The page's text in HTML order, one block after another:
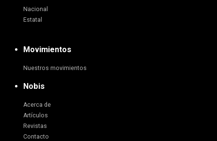
Nacional
Estatal
Movimientos
Nuestros movimientos
Nobis
Acerca de
Artículos
Revistas
Contacto